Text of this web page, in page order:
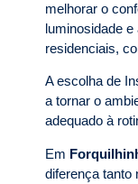
melhorar o
luminosidade
residenciais,
A escolha de
a tornar o
adequado à
Em
diferença tanto